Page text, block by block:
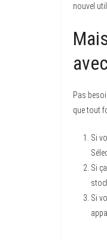
nouvel
Pas
que tout
Si
Si
Si